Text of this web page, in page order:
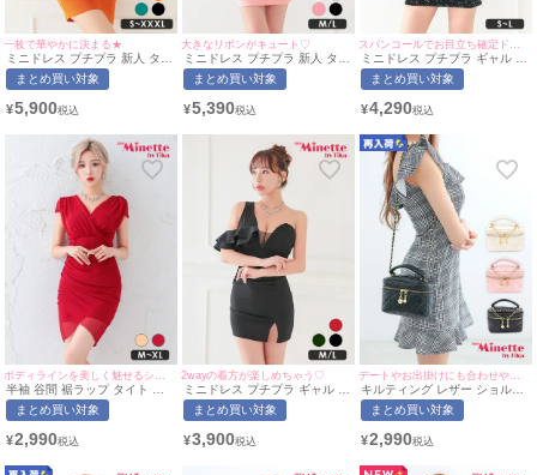
一枚で華やかに決まる★
ミニドレス プチプラ 新人 タイ
ト ラウンジ ワンショル 低身長
胸元隠し 肩あき フリル デコル
北かほ着用/S~XXXL対応) |
まとめ買い対象
¥5,900
大きなリボンがキュート♡
ミニドレス プチプラ 新人 タイ
ト 長袖 ペプラム レース 低身
長 谷間 リボン ピンク キャバ
ズ対応) | myMinette/マイミネ
まとめ買い対象
¥5,390
ミニドレス プチプラ ギャル タ
イト ホルターネック セクシー
ラウンジ キラキラ 低身長 谷間
いみん着用/S~Lサイズ対応) |
まとめ買い対象
¥4,290
半袖 谷間 裾ラップ タイト ミ
ニドレス (せいせい着用/M~XL
サイズ対応) myMinette/マイミ
まとめ買い対象
¥2,990
2wayの着方が楽しめちゃう♡
ミニドレス プチプラ ギャル タ
イト スリット セクシー ラウン
ジ ワンショル 低身長 谷間 背
(あいみん着用/M~Lサイズ対応)
まとめ買い対象
¥3,900
デートやお出掛けにも合わせやすい♡
キルティング レザー ショルダ
ー バッグ | myMinette/マイミ
ネット
まとめ買い対象
¥2,990